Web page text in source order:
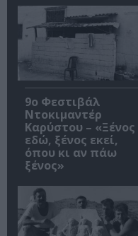
9ο Φεστιβάλ
Ντοκιμαντέρ
Καρύστου – «Ξένος
εδώ, ξένος εκεί,
όπου κι αν πάω
ξένος»